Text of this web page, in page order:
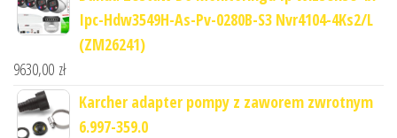
Ipc-Hdw3549H-As-Pv-0280B-S3 Nvr4104-4Ks2/L
(ZM26241)
9630,00 zł
Karcher adapter pompy z zaworem zwrotnym
6.997-359.0